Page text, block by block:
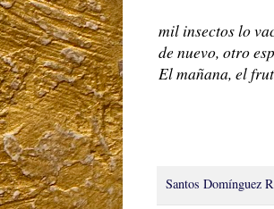
mil insectos lo
de nuevo, otro
El mañana, el
Santos Domínguez